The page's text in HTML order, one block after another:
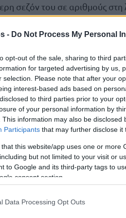
- Do Not Process My Personal
opt-out of the sale, sharing to third
for targeted advertising by us,
selection. Please note that after your
interest-based ads based on
to third parties prior to your
of your personal information by
This information may also be disclosed
Participants that may further disclose it
that this website/app uses one or more
but not limited to your visit or
to Google and its third-party tags to
consent section.
Data Processing Opt Outs
σεζόν του σε αριθμούς στη
κλεψιμάτων με 1.7 κατά
στην περιφερειακή γραμμή
περασμένη περίοδο με το
Ολυμπιακόστο Στάδιο
ο 29χρονος οσονούπω
.